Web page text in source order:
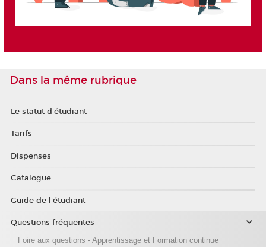
Dans la même rubrique
Le statut d'étudiant
Tarifs
Dispenses
Catalogue
Guide de l'étudiant
Questions fréquentes
Foire aux questions - Apprentissage et Formation continue